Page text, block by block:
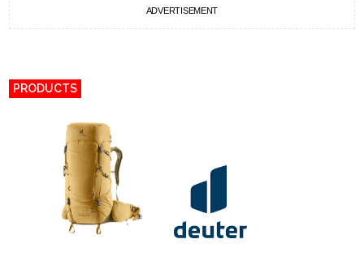
ADVERTISEMENT
PRODUCTS